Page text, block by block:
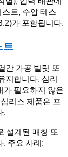
트, 수압 테스
가 포함됩니다.
트
간 가공 빌릿 또
지합니다. 심리
가 필요하지 않은
리스 제품은 프
설계된 매칭 또
. 주요 사례: